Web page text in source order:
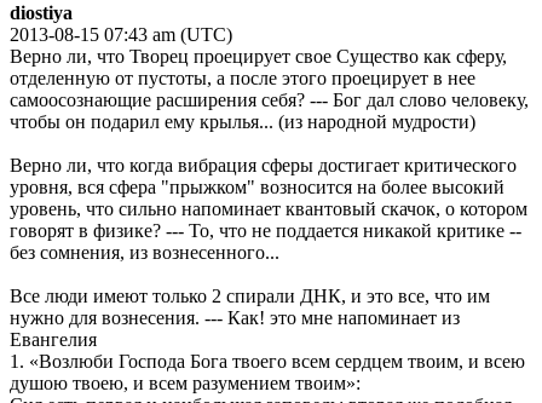
diostiya
2013-08-15 07:43 am (UTC)
Верно ли, что Творец проецирует свое Существо как сферу,
отделенную от пустоты, а после этого проецирует в нее
самоосознающие расширения себя? --- Бог дал слово человеку,
чтобы он подарил ему крылья... (из народной мудрости)
Верно ли, что когда вибрация сферы достигает критического
уровня, вся сфера "прыжком" возносится на более высокий
уровень, что сильно напоминает квантовый скачок, о котором
говорят в физике? --- То, что не поддается никакой критике --
без сомнения, из вознесенного...
Все люди имеют только 2 спирали ДНК, и это все, что им
нужно для вознесения. --- Как! это мне напоминает из
Евангелия
1. «Возлюби Господа Бога твоего всем сердцем твоим, и всею
душою твоею, и всем разумением твоим»: